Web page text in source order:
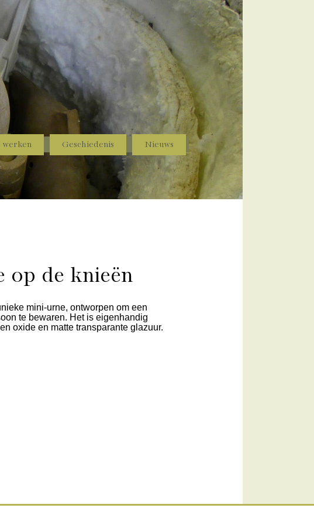
werken Geschiedenis
Nieuws
op de knieën
mini-urne, ontworpen om een
te bewaren. Het is eigenhandig
oxide en matte transparante glazuur.